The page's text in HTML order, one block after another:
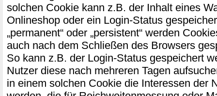
solchen Cookie kann z.B. der Inhalt eines
Onlineshop oder ein Login-Status
„permanent“ oder „persistent“ werden
auch nach dem Schließen des Browsers
So kann z.B. der Login-Status gespeichert
Nutzer diese nach mehreren Tagen
in einem solchen Cookie die Interessen der